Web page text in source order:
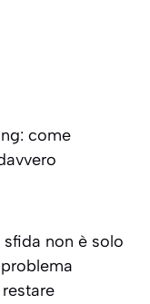
come
non è solo